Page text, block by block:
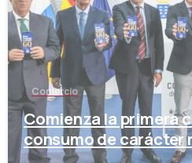
Comercio
Comienza la primera
consumo de carácter